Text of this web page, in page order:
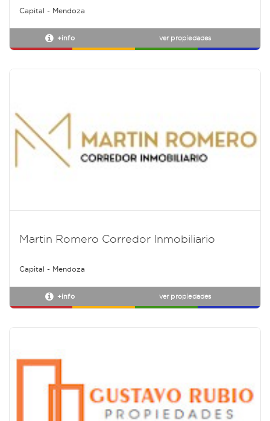
Capital - Mendoza
+info ver propiedades
Martin Romero Corredor Inmobiliario
Capital - Mendoza
+info ver propiedades